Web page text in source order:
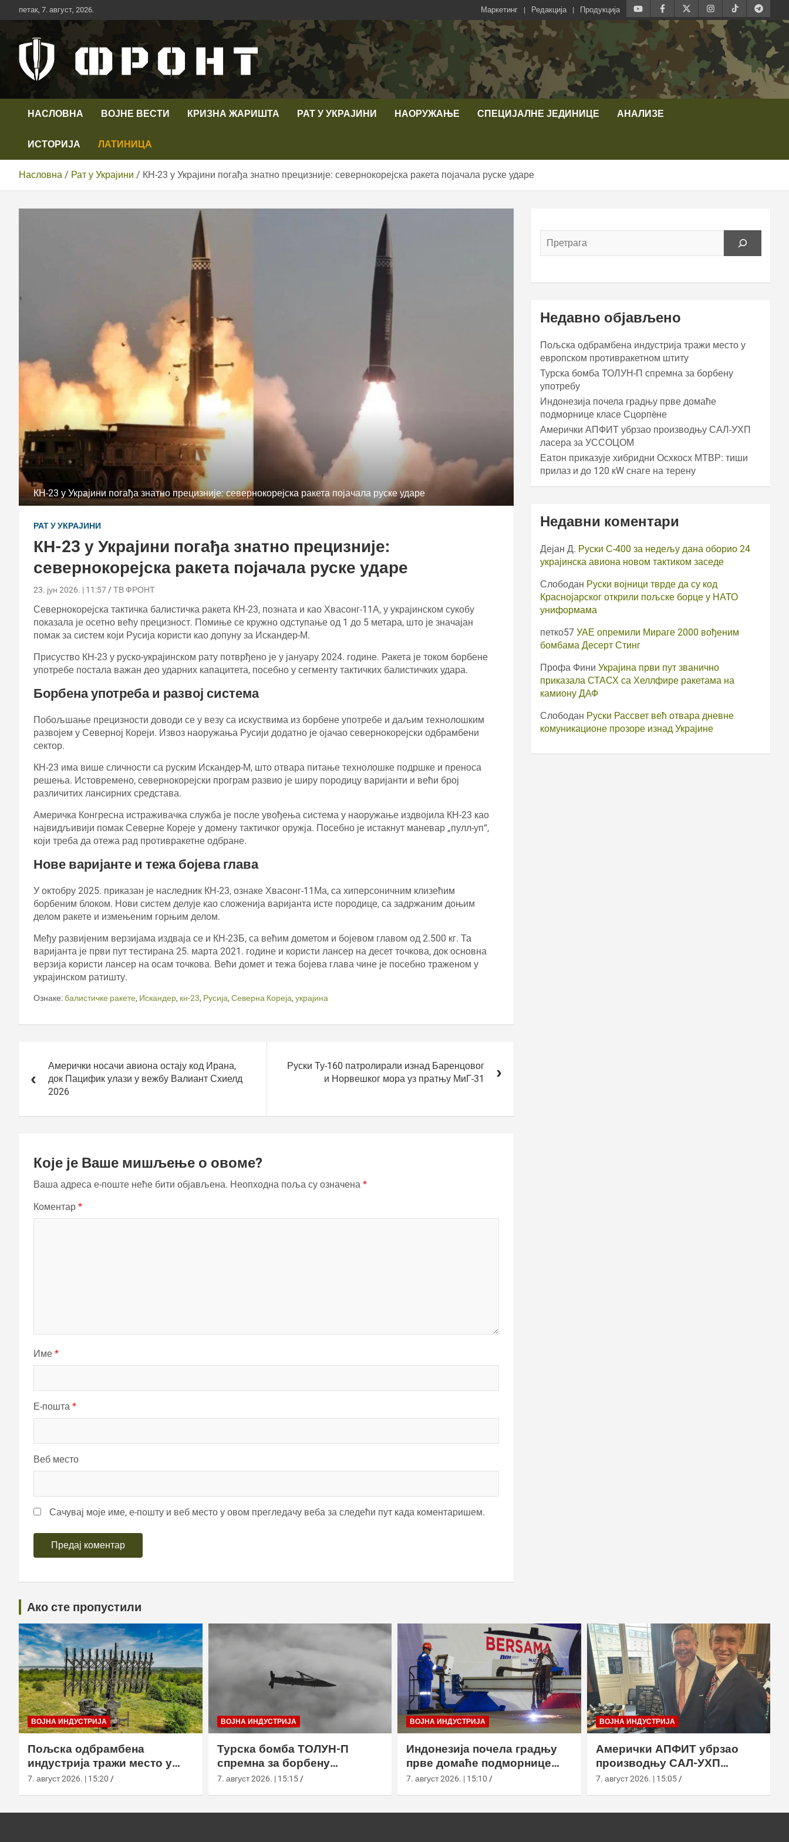
Скип
то
петак, 7. август, 2026. Маркетинг Редакција Продукција
Телевизија ФРОНТ
НАСЛОВНА ВОЈНЕ ВЕСТИ КРИЗНА ЖАРИШТА РАТ У УКРАЈИНИ НАОРУЖАЊЕ СПЕЦИЈАЛНЕ ЈЕДИНИЦЕ АНАЛИЗЕ
ИСТОРИЈА ЛАТИНИЦА
Насловна Рат у Украјини КН-23 у Украјини погађа знатно прецизније: севернокорејска ракета појачала руске ударе
КН-23 у Украјини погађа знатно прецизније: севернокорејска ракета појачала руске ударе
РАТ У УКРАЈИНИ
КН-23 у Украјини погађа знатно прецизније:
севернокорејска ракета појачала руске ударе
23. јун 2026. | 11:57 ТВ ФРОНТ
Севернокорејска тактичка балистичка ракета КН-23, позната и као Хвасонг-11А, у украјинском сукобу
показала је осетно већу прецизност. Помиње се кружно одступање од 1 до 5 метара, што је значајан
помак за систем који Русија користи као допуну за Искандер-М.
Присуство КН-23 у руско-украјинском рату потврђено је у јануару 2024. године. Ракета је током борбене
употребе постала важан део ударних капацитета, посебно у сегменту тактичких балистичких удара.
Борбена употреба и развој система
Побољшање прецизности доводи се у везу са искуствима из борбене употребе и даљим технолошким
развојем у Северној Кореји. Извоз наоружања Русији додатно је ојачао севернокорејски одбрамбени
сектор.
КН-23 има више сличности са руским Искандер-М, што отвара питање технолошке подршке и преноса
решења. Истовремено, севернокорејски програм развио је ширу породицу варијанти и већи број
различитих лансирних средстава.
Америчка Конгресна истраживачка служба је после увођења система у наоружање издвојила КН-23 као
највидљивији помак Северне Кореје у домену тактичког оружја. Посебно је истакнут маневар „пулл-уп“,
који треба да отежа рад противракетне одбране.
Нове варијанте и тежа бојева глава
У октобру 2025. приказан је наследник КН-23, ознаке Хвасонг-11Ма, са хиперсоничним клизећим
борбеним блоком. Нови систем делује као сложенија варијанта исте породице, са задржаним доњим
делом ракете и измењеним горњим делом.
Међу развијеним верзијама издваја се и КН-23Б, са већим дометом и бојевом главом од 2.500 кг. Та
варијанта је први пут тестирана 25. марта 2021. године и користи лансер на десет точкова, док основна
верзија користи лансер на осам точкова. Већи домет и тежа бојева глава чине је посебно траженом у
украјинском ратишту.
Ознаке:балистичке ракете, Искандер, кн-23, Русија, Северна Кореја, украјина
чланкаАмерички носачи авиона остају код Ирана,
док Пацифик улази у вежбу Валиант Схиелд
2026
Руски Ту-160 патролирали изнад Баренцовог
и Норвешког мора уз пратњу МиГ-31
Које је Ваше мишљење о овоме?
Ваша адреса е-поште неће бити објављена. Неопходна поља су означена *
Коментар *
Име *
Е-пошта *
Веб место
Сачувај моје име, е-пошту и веб место у овом прегледачу веба за следећи пут када коментаришем.
Недавно објављено
Пољска одбрамбена индустрија тражи место у
европском противракетном штиту
Турска бомба ТОЛУН-П спремна за борбену
употребу
Индонезија почела градњу прве домаће
подморнице класе Сцорпèне
Амерички АПФИТ убрзао производњу САЛ-УХП
ласера за УССОЦОМ
Еатон приказује хибридни Осхкосх МТВР: тиши
прилаз и до 120 кW снаге на терену
Недавни коментари
Дејан Д. Руски С-400 за недељу дана оборио 24
украјинска авиона новом тактиком заседе
Слободан Руски војници тврде да су код
Краснојарског открили пољске борце у НАТО
униформама
петко57 УАЕ опремили Мираге 2000 вођеним
бомбама Десерт Стинг
Профа Фини Украјина први пут званично
приказала СТАСХ са Хеллфире ракетама на
камиону ДАФ
Слободан Руски Рассвет већ отвара дневне
комуникационе прозоре изнад Украјине
Ако сте пропустили
ВОЈНА ИНДУСТРИЈА
Пољска одбрамбена
индустрија тражи место у
европском противракетном
7. август 2026. | 15:20
ВОЈНА ИНДУСТРИЈА
Турска бомба ТОЛУН-П
спремна за борбену
употребу
7. август 2026. | 15:15
ВОЈНА ИНДУСТРИЈА
Индонезија почела градњу
прве домаће подморнице
класе Сцорпèне
7. август 2026. | 15:10
ВОЈНА ИНДУСТРИЈА
Амерички АПФИТ убрзао
производњу САЛ-УХП
ласера за УССОЦОМ
7. август 2026. | 15:05